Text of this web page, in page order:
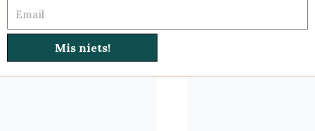
Mis niets!